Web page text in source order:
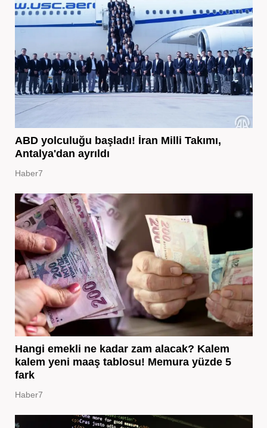
ABD yolculuğu başladı! İran Milli Takımı,
Antalya'dan ayrıldı
Haber7
Hangi emekli ne kadar zam alacak? Kalem
kalem yeni maaş tablosu! Memura yüzde 5
fark
Haber7